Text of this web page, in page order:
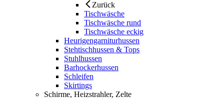
Zurück
Tischwäsche
Tischwäsche rund
Tischwäsche eckig
Heurigengarniturhussen
Stehtischhussen & Tops
Stuhlhussen
Barhockerhussen
Schleifen
Skirtings
Schirme, Heizstrahler, Zelte